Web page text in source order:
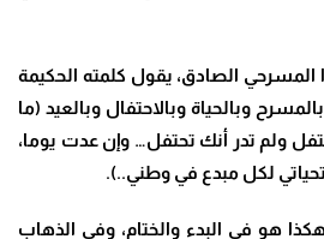
الصادق، يقول كلمته الحكيمة
وبالحياة وبالاحتفال وبالعيد (ما
ولم تدر أنك تحتفل… وإن عدت يوما،
لكل مبدع في وطني..).
هو في البدء والختام، وفي الذهاب